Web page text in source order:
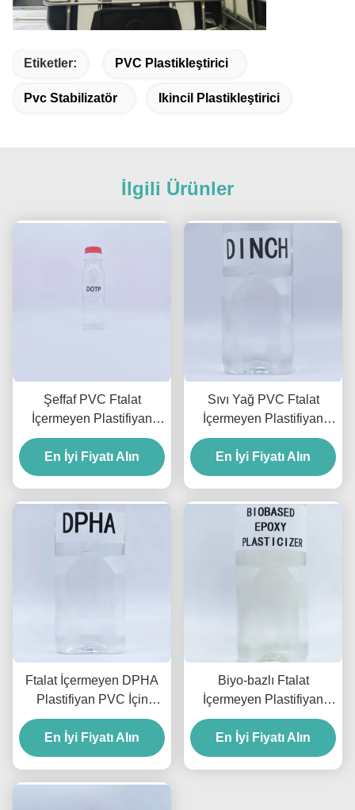
Etiketler: PVC Plastikleştirici
Pvc Stabilizatör Ikincil Plastikleştirici
İlgili Ürünler
Şeffaf PVC Ftalat
İçermeyen Plastifiyan
DOTP Plastifiyan Eldiven
ve Kablo İçin
En İyi Fiyatı Alın
Sıvı Yağ PVC Ftalat
İçermeyen Plastifiyan
DINCH Plastifiyan %99.5
İçerik
En İyi Fiyatı Alın
Ftalat İçermeyen DPHA
Plastifiyan PVC İçin
Ftalat İçermeyen
Plastifiyanlar Düşük
Sıcaklık
En İyi Fiyatı Alın
Biyo-bazlı Ftalat
İçermeyen Plastifiyan
Epoksi Plastifiyan ESBO
İçin 0.988g/Cm3
En İyi Fiyatı Alın